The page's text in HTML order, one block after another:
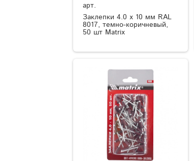
арт.
Заклепки 4.0 х 10 мм RAL
8017, темно-коричневый,
50 шт Matrix